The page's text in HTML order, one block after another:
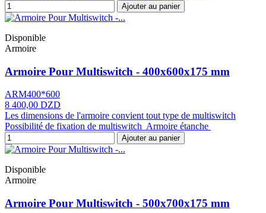
Ajouter au panier
Disponible
Armoire
Armoire Pour Multiswitch - 400x600x175 mm
ARM400*600
8 400,00 DZD
Les dimensions de l'armoire convient tout type de multiswitch
Possibilité de fixation de multiswitch Armoire étanche
Ajouter au panier
Disponible
Armoire
Armoire Pour Multiswitch - 500x700x175 mm